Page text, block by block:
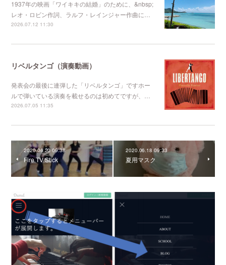
1937年の映画「ワイキキの結婚」のために、&nbsp;
レオ・ロビン作詞、ラルフ・レインジャー作曲に…
2026.07.12 11:30
リベルタンゴ（演奏動画）
発表会の最後に連弾した「リベルタンゴ」ですホー
ルで弾いている演奏を載せるのは初めてですが、…
2026.07.05 11:35
2020.06.20 09:38
Fire TV Stick
2020.06.18 09:33
夏用マスク